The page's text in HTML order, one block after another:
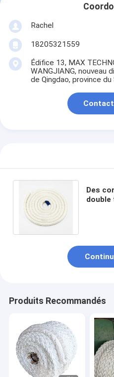
Rachel
18205321559
Édifice 13, MAX
WANGJIANG, nouveau
de Qingdao, province du
Des
double
Produits Recommandés